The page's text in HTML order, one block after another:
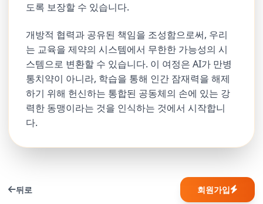
도록 보장할 수 있습니다.
개방적 협력과 공유된 책임을 조성함으로써, 우리
는 교육을 제약의 시스템에서 무한한 가능성의 시
스템으로 변환할 수 있습니다. 이 여정은 AI가 만병
통치약이 아니라, 학습을 통해 인간 잠재력을 해제
하기 위해 헌신하는 통합된 공동체의 손에 있는 강
력한 동맹이라는 것을 인식하는 것에서 시작합니
다.
뒤로 회원가입